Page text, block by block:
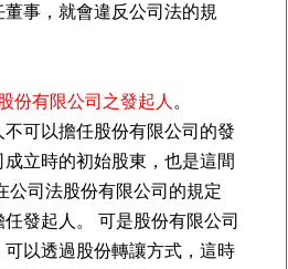
事，就會違反公司法的規
份有限公司之發起人 。
可以擔任股份有限公司的發
立時的初始股東，也是這間
公司法股份有限公司的規定
發起人。 可是股份有限公司
以透過股份轉讓方式，這時